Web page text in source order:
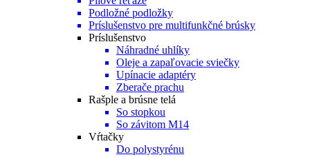
Podložné podložky
Príslušenstvo pre multifunkčné brúsky
Príslušenstvo
Náhradné uhlíky
Oleje a zapaľovacie sviečky
Upínacie adaptéry
Zberače prachu
Rašple a brúsne telá
So stopkou
So závitom M14
Vŕtačky
Do polystyrénu